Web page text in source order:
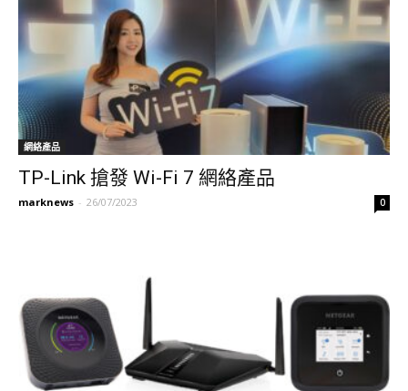
網絡產品
TP-Link 搶發 Wi-Fi 7 網絡產品
marknews - 26/07/2023 0